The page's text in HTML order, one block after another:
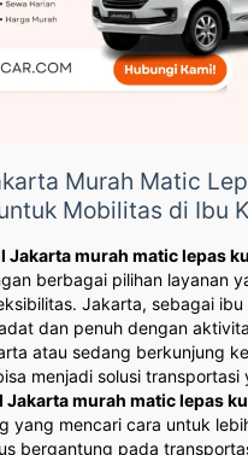
Murah Matic
Mobilitas di Ibu
Jakarta murah matic lepas
berbagai pilihan layanan
Jakarta, sebagai
dan penuh dengan
atau sedang berkunjung
menjadi solusi transportasi
Jakarta murah matic lepas
yang mencari cara untuk
bergantung pada